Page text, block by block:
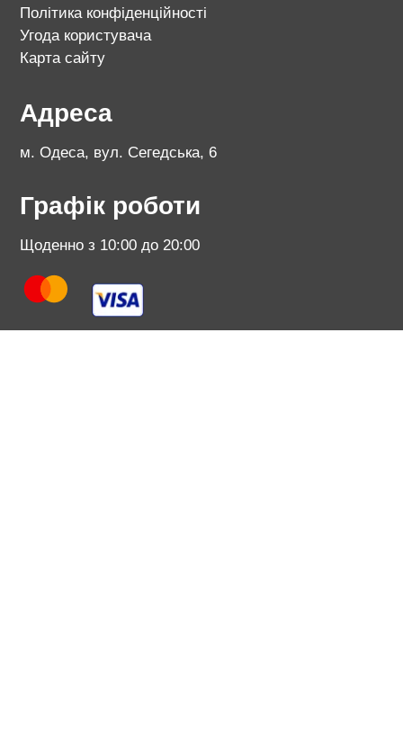
Політика конфіденційності
Угода користувача
Карта сайту
Адреса
м. Одеса, вул. Сегедська, 6
Графік роботи
Щоденно з 10:00 до 20:00